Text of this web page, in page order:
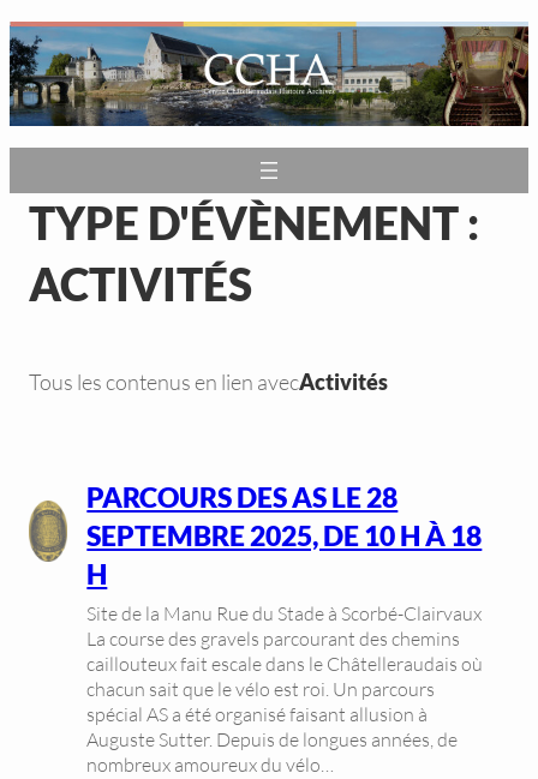
Aller
au
contenu
TYPE D'ÉVÈNEMENT :
ACTIVITÉS
Tous les contenus en lien avecActivités
PARCOURS DES AS LE 28
SEPTEMBRE 2025, DE 10 H À 18
H
Site de la Manu Rue du Stade à Scorbé-Clairvaux
La course des gravels parcourant des chemins
caillouteux fait escale dans le Châtelleraudais où
chacun sait que le vélo est roi. Un parcours
spécial AS a été organisé faisant allusion à
Auguste Sutter. Depuis de longues années, de
nombreux amoureux du vélo…